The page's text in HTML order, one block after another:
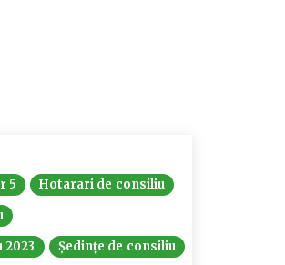
5
Hotarari de consiliu
Ședințe de consiliu